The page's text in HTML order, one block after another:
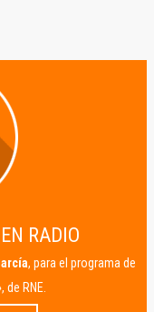
RADIO
, para el programa de
RNE.